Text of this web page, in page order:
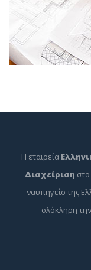
Η εταιρεία
Διαχείριση
ναυπηγείο της
ολόκληρη